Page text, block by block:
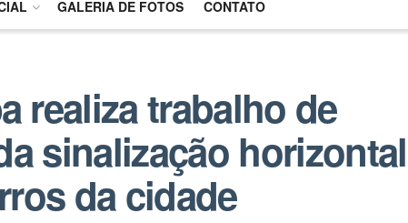
GALERIA DE FOTOS CONTATO
realiza trabalho de
sinalização horizontal
da cidade